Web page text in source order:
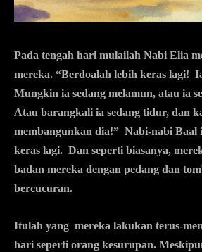
Pada tengah hari mulailah Nabi Elia
mereka. “Berdoalah lebih keras lagi!
Mungkin ia sedang melamun, atau ia
Atau barangkali ia sedang tidur, dan
membangunkan dia!” Nabi-nabi Baal
keras lagi. Dan seperti biasanya,
badan mereka dengan pedang dan
bercucuran.
Itulah yang mereka lakukan terus-
hari seperti orang kesurupan.